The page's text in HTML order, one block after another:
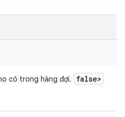
có trong hàng đợi. false>